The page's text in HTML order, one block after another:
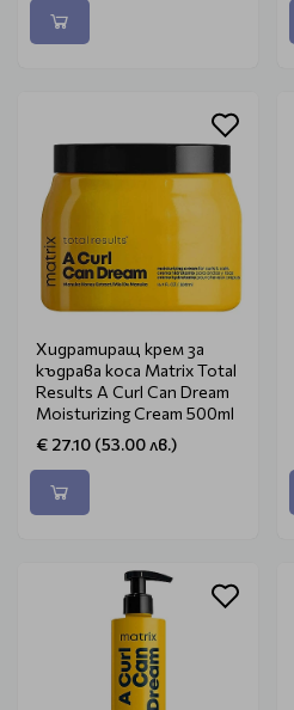
Хидратиращ крем за
къдрава коса Matrix Total
Results A Curl Can Dream
Moisturizing Cream 500ml
€ 27.10 (53.00 лв.)